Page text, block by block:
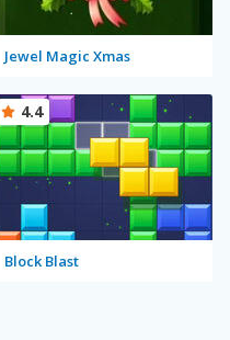
Jewel Magic Xmas
Block Blast
4.4